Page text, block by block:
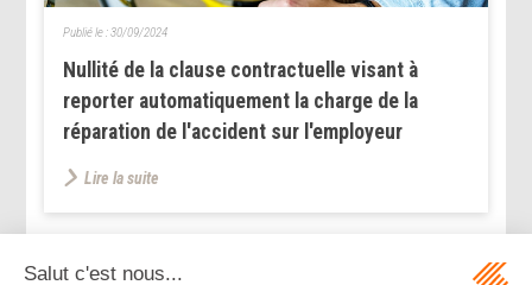
Nullité de la clause contractuelle visant à
reporter automatiquement la charge de la
réparation de l'accident sur l'employeur
Publié le :30/09/2024
Lire la suite
<< < ... 104